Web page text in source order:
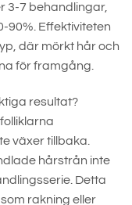
3-7 behandlingar,
90%. Effektiviteten
där mörkt hår och
för framgång.
resultat?
växer tillbaka.
hårstrån inte
Detta
rakning eller